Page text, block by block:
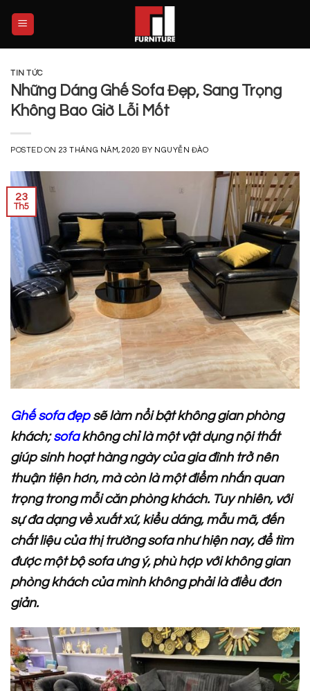
TIN TỨC
Những Dáng Ghế Sofa Đẹp, Sang Trọng
Không Bao Giờ Lỗi Mốt
POSTED ON 23 THÁNG NĂM, 2020 BY NGUYỄN ĐÀO
23
Th5
Ghế sofa đẹpsẽ làm nổi bật không gian phòng
khách;sofakhông chỉ là một vật dụng nội thất
giúp sinh hoạt hàng ngày của gia đình trở nên
thuận tiện hơn, mà còn là một điểm nhấn quan
trọng trong mỗi căn phòng khách. Tuy nhiên, với
sự đa dạng về xuất xứ, kiểu dáng, mẫu mã, đến
chất liệu của thị trường sofa như hiện nay, để tìm
được một bộ sofa ưng ý, phù hợp với không gian
phòng khách của mình không phải là điều đơn
giản.